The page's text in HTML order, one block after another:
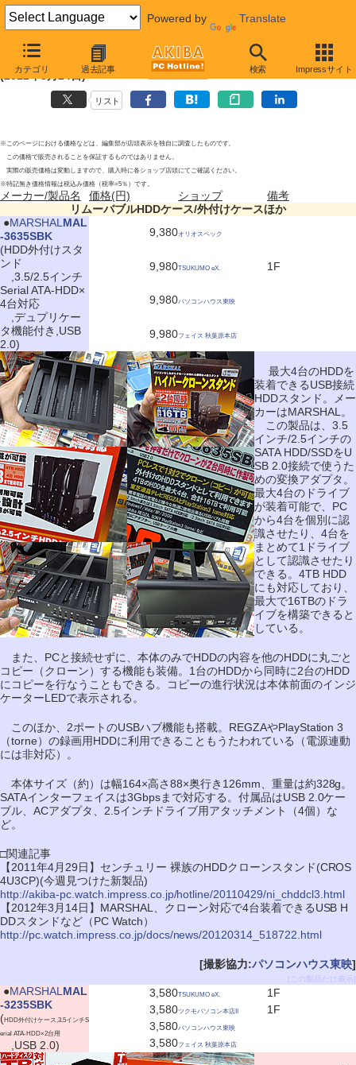
Powered by Translate
カテゴリ 過去記事 検索 Impressサイト
リムーバブルHDDケース/外付けケースほかの新製品
(2012年3月24日)
リスト
※このページにおける価格などは、編集部が店頭表示を独自に調査したものです。
この価格で販売されることを保証するものではありません。
実際の販売価格は変動しますので、購入時に各ショップ店頭にてご確認ください。
※特記無き価格情報は税込み価格（税率=5％）です。
メーカー/製品名 価格(円) ショップ
備考
リムーバブルHDDケース/外付けケースほか
●MARSHAL MAL
-3635SBK
(HDD外付けスタ
ンド
,3.5/2.5インチ
Serial ATA-HDD×
4台対応
,デュプリケー
タ機能付き,USB
2.0)
9,380オリオスペック
9,980TSUKUMO eX. 1F
9,980パソコンハウス東映
9,980フェイス 秋葉原本店
最大4台のHDDを
装着できるUSB接続
HDDスタンド。メー
カーはMARSHAL。
この製品は、3.5
インチ/2.5インチの
SATA HDD/SSDをU
SB 2.0接続で使うた
めの変換アダプタ。
最大4台のドライブ
が装着可能で、PC
から4台を個別に認
識させたり、4台を
まとめて1ドライブ
として認識させたり
できる。4TB HDD
にも対応しており、
最大で16TBのドラ
イブを構築できると
している。
また、PCと接続せずに、本体のみでHDDの内容を他のHDDに丸ごと
コピー（クローン）する機能も装備。1台のHDDから同時に2台のHDD
にコピーを行なうこともできる。コピーの進行状況は本体前面のインジ
ケーターLEDで表示される。
このほか、2ポートのUSBハブ機能も搭載。REGZAやPlayStation 3
（torne）の録画用HDDに利用できることもうたわれている（電源連動
には非対応）。
本体サイズ（約）は幅164×高さ88×奥行き126mm、重量は約328g。
SATAインターフェイスは3Gbpsまで対応する。付属品はUSB 2.0ケー
ブル、ACアダプタ、2.5インチドライブ用アタッチメント（4個）な
ど。
□関連記事
【2011年4月29日】センチュリー 裸族のHDDクローンスタンド(CROS
4U3CP)(今週見つけた新製品)
http://akiba-pc.watch.impress.co.jp/hotline/20110429/ni_chddcl3.html
【2012年3月14日】MARSHAL、クローン対応で4台装着できるUSB H
DDスタンドなど（PC Watch）
http://pc.watch.impress.co.jp/docs/news/20120314_518722.html
[撮影協力:パソコンハウス東映]
[この製品だけ表示]
●MARSHAL MAL
-3235SBK
(HDD外付けケース,3.5インチS
erial ATA-HDD×2台用
,USB 2.0)
3,580TSUKUMO eX.
1F
3,580ツクモパソコン本店II
1F
3,580パソコンハウス東映
3,580フェイス 秋葉原本店